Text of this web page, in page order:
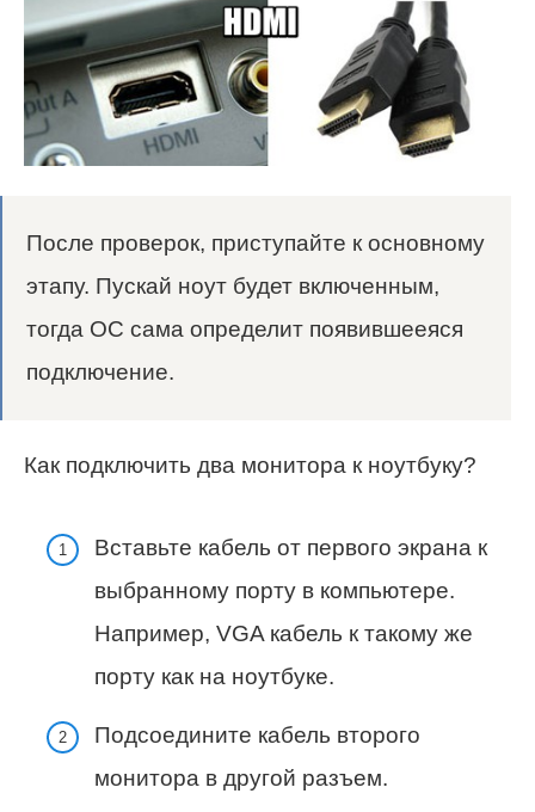
После проверок, приступайте к основному
этапу. Пускай ноут будет включенным,
тогда ОС сама определит появившееяся
подключение.
Как подключить два монитора к ноутбуку?
Вставьте кабель от первого экрана к
выбранному порту в компьютере.
Например, VGA кабель к такому же
порту как на ноутбуке.
Подсоедините кабель второго
монитора в другой разъем.